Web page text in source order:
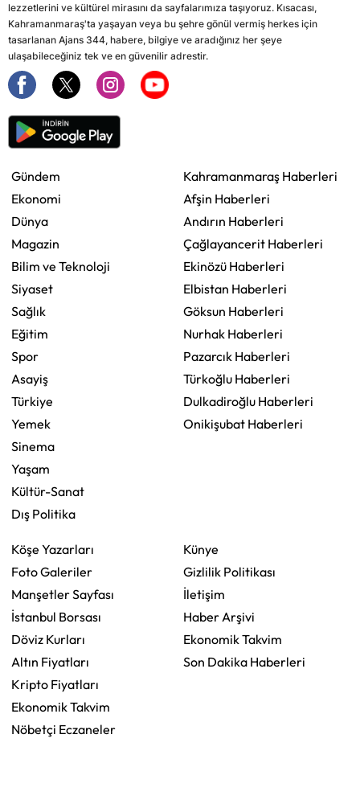
lezzetlerini ve kültürel mirasını da sayfalarımıza taşıyoruz. Kısacası,
Kahramanmaraş'ta yaşayan veya bu şehre gönül vermiş herkes için
tasarlanan Ajans 344, habere, bilgiye ve aradığınız her şeye
ulaşabileceğiniz tek ve en güvenilir adrestir.
Gündem
Ekonomi
Dünya
Magazin
Bilim ve Teknoloji
Siyaset
Sağlık
Eğitim
Spor
Asayiş
Türkiye
Yemek
Sinema
Yaşam
Kültür-Sanat
Dış Politika
Kahramanmaraş Haberleri
Afşin Haberleri
Andırın Haberleri
Çağlayancerit Haberleri
Ekinözü Haberleri
Elbistan Haberleri
Göksun Haberleri
Nurhak Haberleri
Pazarcık Haberleri
Türkoğlu Haberleri
Dulkadiroğlu Haberleri
Onikişubat Haberleri
Köşe Yazarları
Foto Galeriler
Manşetler Sayfası
İstanbul Borsası
Döviz Kurları
Altın Fiyatları
Kripto Fiyatları
Ekonomik Takvim
Nöbetçi Eczaneler
Künye
Gizlilik Politikası
İletişim
Haber Arşivi
Ekonomik Takvim
Son Dakika Haberleri